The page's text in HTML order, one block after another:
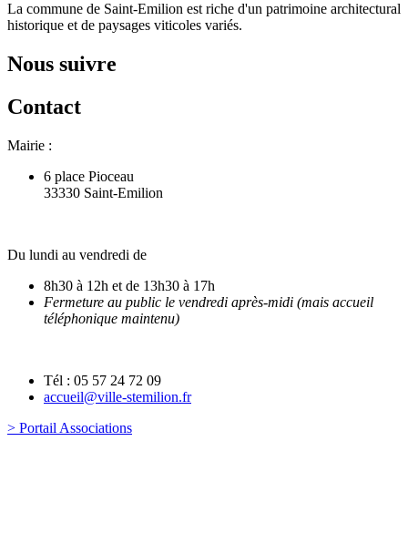
La commune de Saint-Emilion est riche d'un patrimoine architectural
historique et de paysages viticoles variés.
Nous suivre
Contact
Mairie :
6 place Pioceau
33330 Saint-Emilion
Du lundi au vendredi de
8h30 à 12h et de 13h30 à 17h
Fermeture au public le vendredi après-midi (mais accueil
téléphonique maintenu)
Tél : 05 57 24 72 09
accueil@ville-stemilion.fr
> Portail Associations